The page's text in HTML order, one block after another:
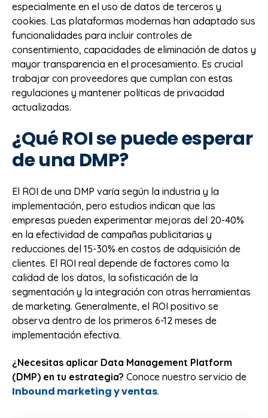
especialmente en el uso de datos de terceros y
cookies. Las plataformas modernas han adaptado sus
funcionalidades para incluir controles de
consentimiento, capacidades de eliminación de datos y
mayor transparencia en el procesamiento. Es crucial
trabajar con proveedores que cumplan con estas
regulaciones y mantener políticas de privacidad
actualizadas.
¿Qué ROI se puede esperar
de una DMP?
El ROI de una DMP varía según la industria y la
implementación, pero estudios indican que las
empresas pueden experimentar mejoras del 20-40%
en la efectividad de campañas publicitarias y
reducciones del 15-30% en costos de adquisición de
clientes. El ROI real depende de factores como la
calidad de los datos, la sofisticación de la
segmentación y la integración con otras herramientas
de marketing. Generalmente, el ROI positivo se
observa dentro de los primeros 6-12 meses de
implementación efectiva.
¿Necesitas aplicar Data Management Platform
(DMP) en tu estrategia? Conoce nuestro servicio de
Inbound marketing y ventas.